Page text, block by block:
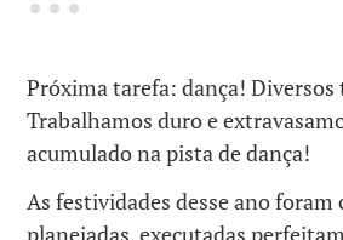
Próxima tarefa: dança! Diversos
Trabalhamos duro e
acumulado na pista de dança!
As festividades desse ano